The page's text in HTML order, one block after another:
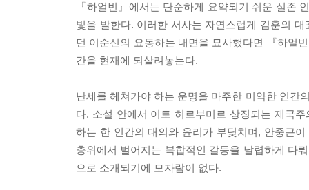
『하얼빈』에서는 단순하게 요약되기 쉬운 실존
빛을 발한다. 이러한 서사는 자연스럽게 김훈의
던 이순신의 요동하는 내면을 묘사했다면 『하얼
간을 현재에 되살려놓는다.
난세를 헤쳐가야 하는 운명을 마주한 미약한 인간
다. 소설 안에서 이토 히로부미로 상징되는 제국
하는 한 인간의 대의와 윤리가 부딪치며, 안중근
층위에서 벌어지는 복합적인 갈등을 날렵하게 다
으로 소개되기에 모자람이 없다.